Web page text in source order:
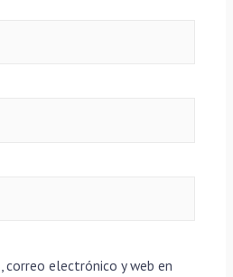
correo electrónico y web en